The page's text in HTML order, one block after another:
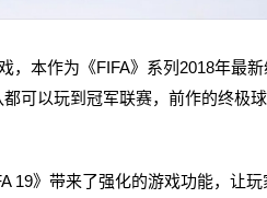
，本作为《FIFA》系列2018年最
可以玩到冠军联赛，前作的终极
》带来了强化的游戏功能，让玩